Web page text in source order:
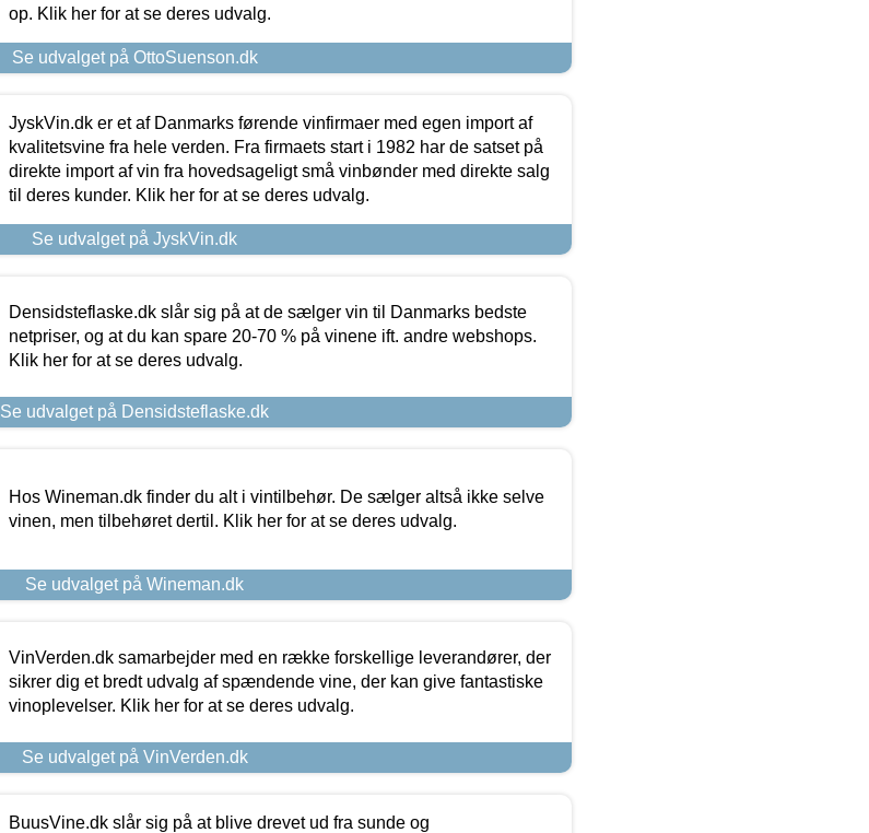
op. Klik her for at se deres udvalg.
Se udvalget på OttoSuenson.dk
JyskVin.dk er et af Danmarks førende vinfirmaer med egen import af
kvalitetsvine fra hele verden. Fra firmaets start i 1982 har de satset på
direkte import af vin fra hovedsageligt små vinbønder med direkte salg
til deres kunder. Klik her for at se deres udvalg.
Se udvalget på JyskVin.dk
Densidsteflaske.dk slår sig på at de sælger vin til Danmarks bedste
netpriser, og at du kan spare 20-70 % på vinene ift. andre webshops.
Klik her for at se deres udvalg.
Se udvalget på Densidsteflaske.dk
Hos Wineman.dk finder du alt i vintilbehør. De sælger altså ikke selve
vinen, men tilbehøret dertil. Klik her for at se deres udvalg.
Se udvalget på Wineman.dk
VinVerden.dk samarbejder med en række forskellige leverandører, der
sikrer dig et bredt udvalg af spændende vine, der kan give fantastiske
vinoplevelser. Klik her for at se deres udvalg.
Se udvalget på VinVerden.dk
BuusVine.dk slår sig på at blive drevet ud fra sunde og